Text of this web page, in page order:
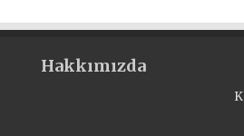
Hakkımızda